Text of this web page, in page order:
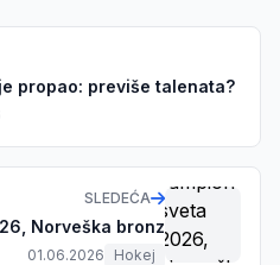
propao: previše talenata?
SLEDEĆA
Norveška bronz
01.06.2026 Hokej